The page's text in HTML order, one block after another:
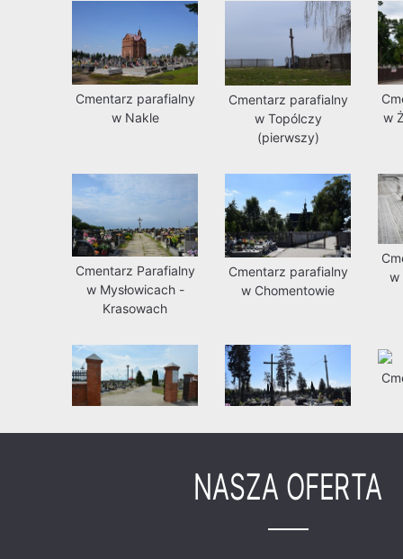
Cmentarz parafialny
w Nakle
Cmentarz parafialny
w Topólczy
(pierwszy)
w
Cmentarz Parafialny
w Mysłowicach -
Krasowach
Cmentarz parafialny
w Chomentowie
w
NASZA OFERTA